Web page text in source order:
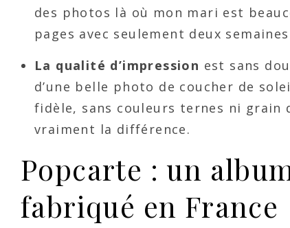
des photos là où mon mari est
pages avec seulement deux
La qualité d’impression est sans
d’une belle photo de coucher de
fidèle, sans couleurs ternes ni grain
vraiment la différence.
Popcarte : un
fabriqué en France